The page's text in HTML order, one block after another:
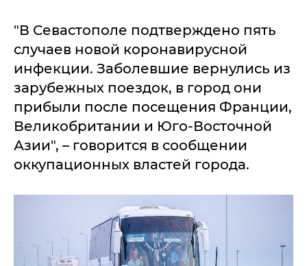
"В Севастополе подтверждено пять
случаев новой коронавирусной
инфекции. Заболевшие вернулись из
зарубежных поездок, в город они
прибыли после посещения Франции,
Великобритании и Юго-Восточной
Азии", – говорится в сообщении
оккупационных властей города.